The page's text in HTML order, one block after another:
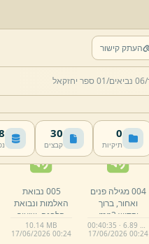
העתק קישור
06 נביאים/ 01 ספר יחזקאל
0
תיקיות
30
קבצים
004 מגילה פנים
ואחור, ברוך
וקדוש. mp3
00:40:35 · 6.89 MB
17/06/2026 00:24
005 נבואת
האלמות ונבואת
הלבנה, שיעור
ראשון.mp3
10.14 MB
17/06/2026 00:24